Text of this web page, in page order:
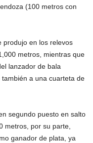
(100 metros con
produjo en los relevos
metros, mientras que
lanzador de bala
a una cuarteta de
segundo puesto en salto
metros, por su parte,
ganador de plata, ya